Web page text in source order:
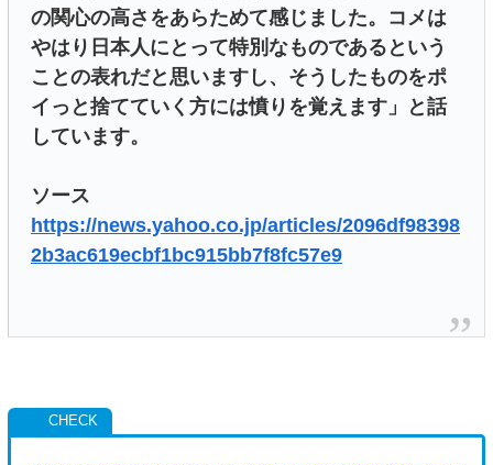
の関心の高さをあらためて感じました。コメは
やはり日本人にとって特別なものであるという
ことの表れだと思いますし、そうしたものをポ
イっと捨てていく方には憤りを覚えます」と話
しています。
ソース
https://news.yahoo.co.jp/articles/2096df98398
2b3ac619ecbf1bc915bb7f8fc57e9